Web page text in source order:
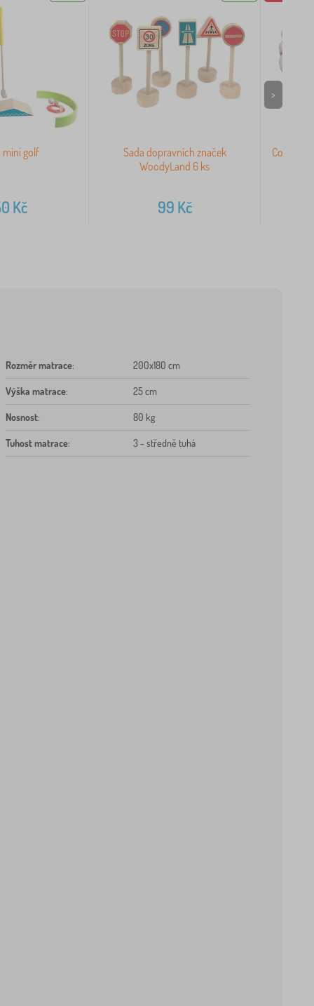
mini golf
Kč
Sada dopravních značek
WoodyLand 6 ks
99 Kč
>
Rozměr matrace: 200x180 cm
Výška matrace: 25 cm
Nosnost: 80 kg
Tuhost matrace: 3 - středně tuhá